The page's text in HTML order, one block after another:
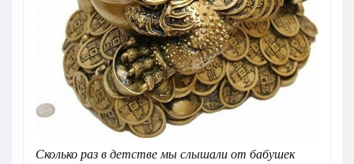
Сколько раз в детстве мы слышали от бабушек